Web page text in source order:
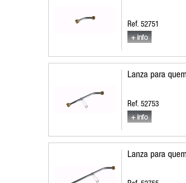
Ref. 52751
Lanza para
Ref. 52753
Lanza para